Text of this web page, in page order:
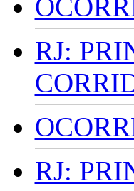
RJ:
RJ: